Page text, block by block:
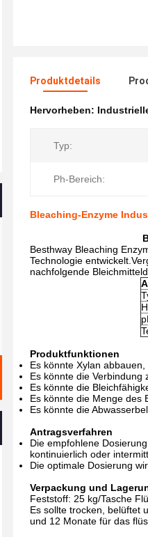
Produktdetails
Hervorheben:
Typ:
Ph-Bereich:
Bleaching-Enzyme
Besthway Bleaching
Technologie
nachfolgende
Produktfunktionen
Es könnte Xylan
Es könnte die Verbindung
Es könnte die
Es könnte die Menge des
Es könnte die
Antragsverfahren
Die empfohlene
kontinuierlich oder
Die optimale Dosierung
Verpackung und
Feststoff: 25 kg/Tasche
Es sollte trocken, belüftet
und 12 Monate für das